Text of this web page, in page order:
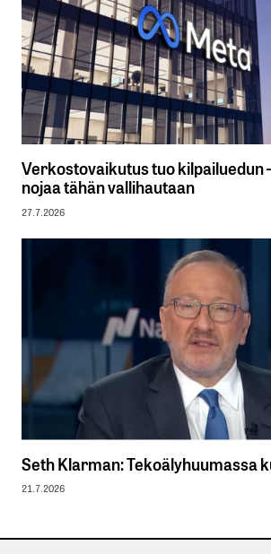
Verkostovaikutus tuo kilpailuedun
nojaa tähän vallihautaan
27.7.2026
Seth Klarman: Tekoälyhuumassa
21.7.2026